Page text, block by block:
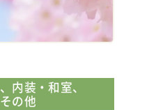
内装・和室
その他